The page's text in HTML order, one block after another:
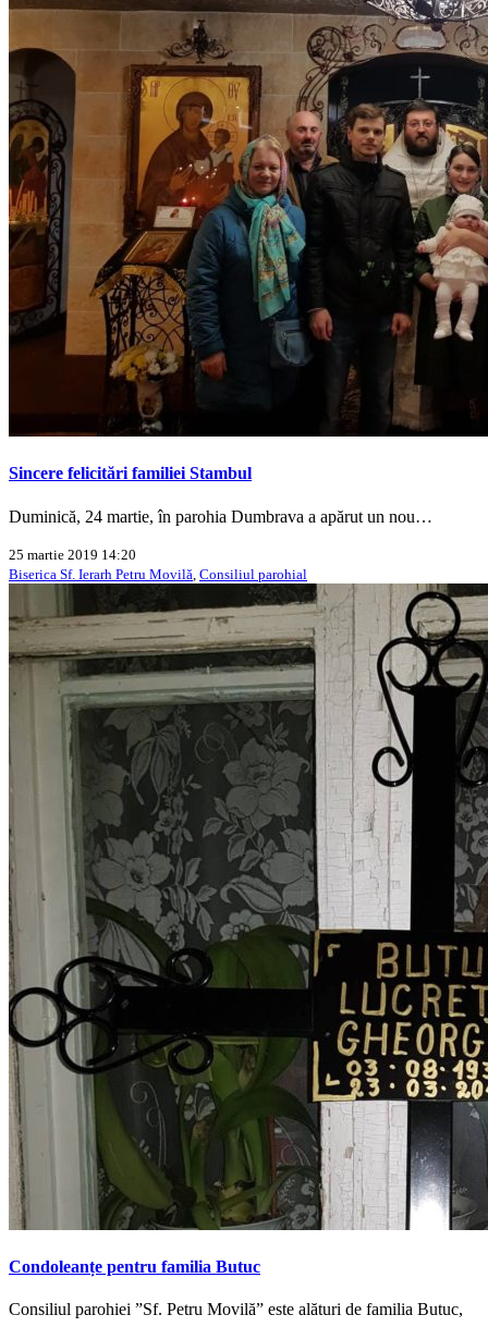
Sincere felicitări familiei Stambul
Duminică, 24 martie, în parohia Dumbrava a apărut un nou…
25 martie 2019 14:20
Biserica Sf. Ierarh Petru Movilă Consiliul parohial
Condoleanțe pentru familia Butuc
Consiliul parohiei ”Sf. Petru Movilă” este alături de familia Butuc,